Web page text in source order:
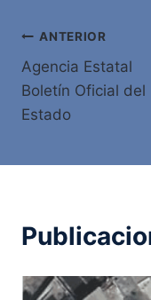
Navegación
de
entradas
ANTERIOR
Agencia Estatal
Boletín Oficial del
Estado